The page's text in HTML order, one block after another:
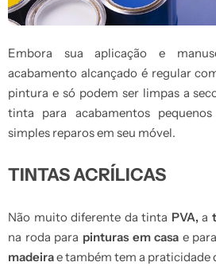
Embora sua aplicação e
acabamento alcançado é regular
pintura e só podem ser limpas a
tinta para acabamentos
simples reparos em seu móvel.
TINTAS ACRÍLICAS
Não muito diferente da tinta PVA,a
na roda para pinturas em casa e para
madeirae também tem a praticidade